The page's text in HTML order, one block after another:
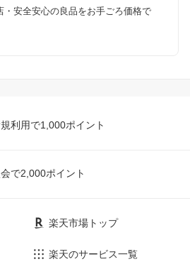
・安全安心の良品をお手ごろ価格で
利用で1,000ポイント
で2,000ポイント
楽天市場トップ
楽天のサービス一覧